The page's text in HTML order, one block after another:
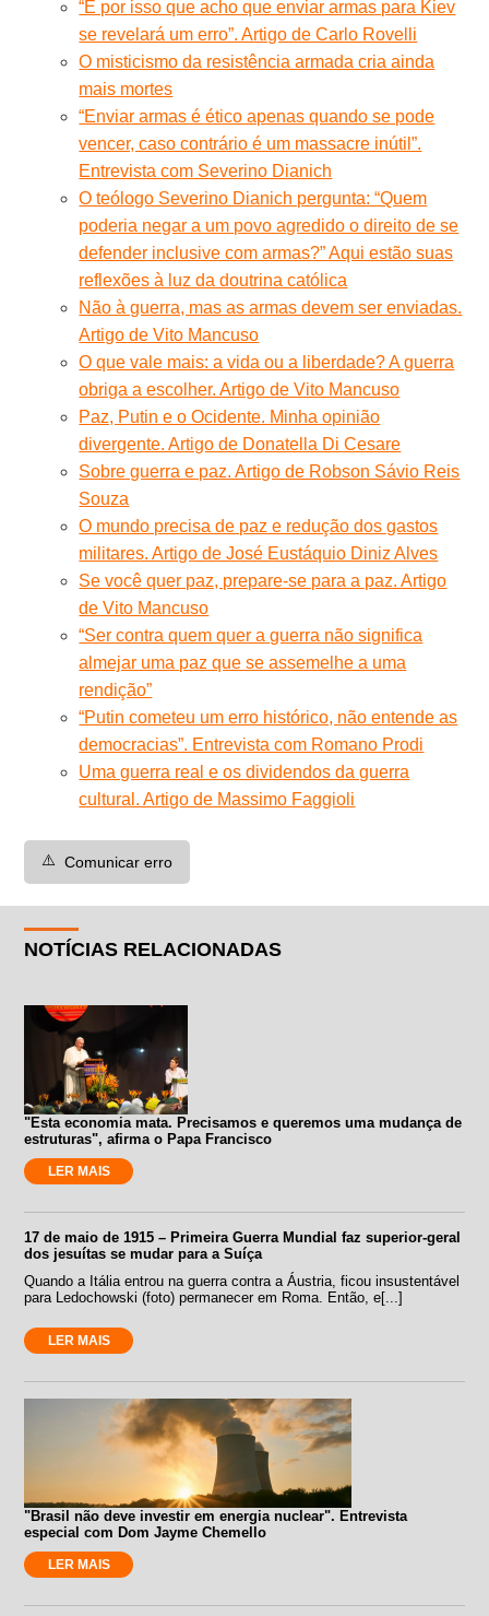
“É por isso que acho que enviar armas para Kiev
se revelará um erro”. Artigo de Carlo Rovelli
O misticismo da resistência armada cria ainda
mais mortes
“Enviar armas é ético apenas quando se pode
vencer, caso contrário é um massacre inútil”.
Entrevista com Severino Dianich
O teólogo Severino Dianich pergunta: “Quem
poderia negar a um povo agredido o direito de se
defender inclusive com armas?” Aqui estão suas
reflexões à luz da doutrina católica
Não à guerra, mas as armas devem ser enviadas.
Artigo de Vito Mancuso
O que vale mais: a vida ou a liberdade? A guerra
obriga a escolher. Artigo de Vito Mancuso
Paz, Putin e o Ocidente. Minha opinião
divergente. Artigo de Donatella Di Cesare
Sobre guerra e paz. Artigo de Robson Sávio Reis
Souza
O mundo precisa de paz e redução dos gastos
militares. Artigo de José Eustáquio Diniz Alves
Se você quer paz, prepare-se para a paz. Artigo
de Vito Mancuso
“Ser contra quem quer a guerra não significa
almejar uma paz que se assemelhe a uma
rendição”
“Putin cometeu um erro histórico, não entende as
democracias”. Entrevista com Romano Prodi
Uma guerra real e os dividendos da guerra
cultural. Artigo de Massimo Faggioli
⚠️ Comunicar erro
NOTÍCIAS RELACIONADAS
"Esta economia mata. Precisamos e queremos uma mudança de
estruturas", afirma o Papa Francisco
LER MAIS
17 de maio de 1915 – Primeira Guerra Mundial faz superior-geral
dos jesuítas se mudar para a Suíça
Quando a Itália entrou na guerra contra a Áustria, ficou insustentável
para Ledochowski (foto) permanecer em Roma. Então, e[...]
LER MAIS
"Brasil não deve investir em energia nuclear". Entrevista
especial com Dom Jayme Chemello
LER MAIS